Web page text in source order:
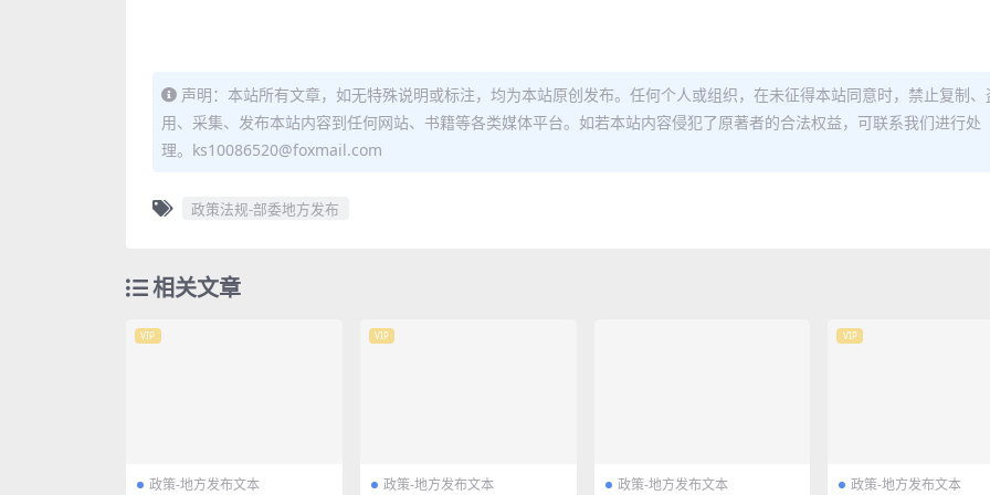
声明：本站所有文章，如无特殊说明或标注，均为本站原创发布。任何个人或组织，在未征得本站同意时，禁止复制、
用、采集、发布本站内容到任何网站、书籍等各类媒体平台。如若本站内容侵犯了原著者的合法权益，可联系我们进行处
理。ks10086520@foxmail.com
政策法规-部委地方发布
相关文章
VIP
政策-地方发布文本
VIP
政策-地方发布文本 政策-地方发布文本
VIP
政策-地方发布文本